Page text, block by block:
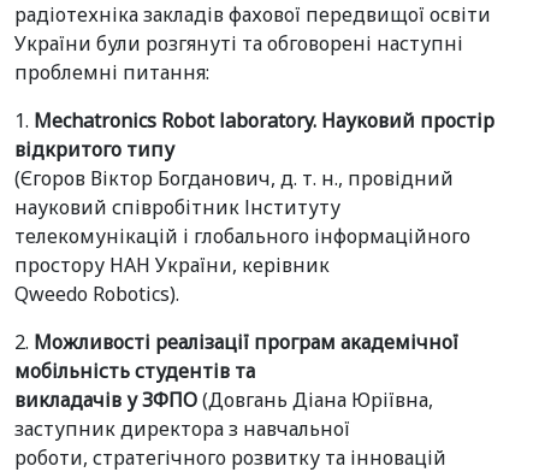
радіотехніка закладів фахової передвищої освіти
України були розгянуті та обговорені наступні
проблемні питання:
1. Mechatronics Robot laboratory. Науковий простір
відкритого типу
(Єгоров Віктор Богданович, д. т. н., провідний
науковий співробітник Інституту
телекомунікацій і глобального інформаційного
простору НАН України, керівник
Qweedo Robotics).
2. Можливості реалізації програм академічної
мобільність студентів та
викладачів у ЗФПО(Довгань Діана Юріївна,
заступник директора з навчальної
роботи, стратегічного розвитку та інновацій